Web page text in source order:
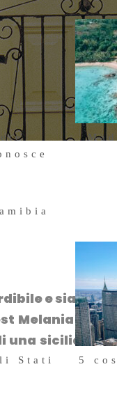
Stati
5
e siamo
Melania del
una siciliana